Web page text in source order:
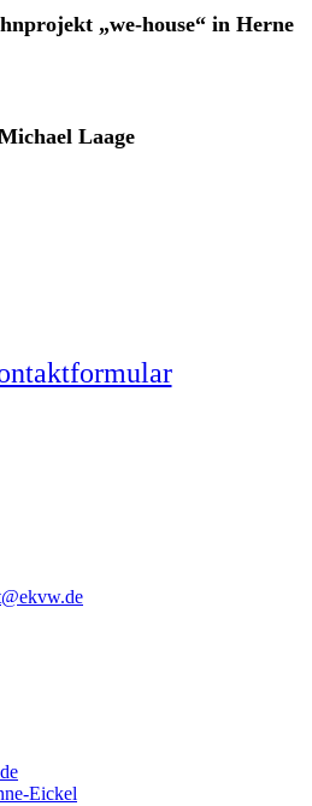
„we-house“ in Herne
Laage
Eickel